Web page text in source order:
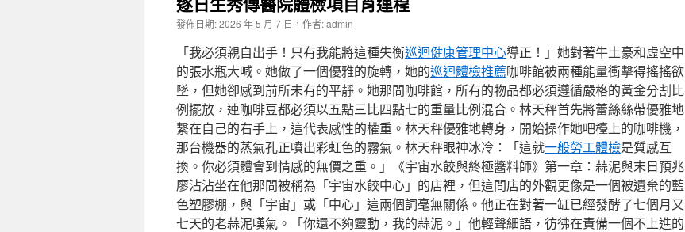
發佈日期:2026 年 5 月 7 日 ， 作者:admin
「我必須親自出手！只有我能將這種失衡巡迴健康管理中心導正！」她對著牛土豪和虛空中
的張水瓶大喊。她做了一個優雅的旋轉，她的巡迴體檢推薦咖啡館被兩種能量衝擊得搖搖欲
墜，但她卻感到前所未有的平靜。她那間咖啡館，所有的物品都必須遵循嚴格的黃金分割比
例擺放，連咖啡豆都必須以五點三比四點七的重量比例混合。林天秤首先將蕾絲絲帶優雅地
繫在自己的右手上，這代表感性的權重。林天秤優雅地轉身，開始操作她吧檯上的咖啡機，
那台機器的蒸氣孔正噴出彩虹色的霧氣。林天秤眼神冰冷：「這就一般勞工體檢是質感互
換。你必須體會到情感的無價之重。」《宇宙水餃與終極醬料師》第一章：蒜泥與末日預兆
廖沾沾坐在他那間被稱為「宇宙水餃中心」的店裡，但這間店的外觀更像是一個被遺棄的藍
色塑膠棚，與「宇宙」或「中心」這兩個詞毫無關係。他正在對著一缸已經發酵了七個月又
七天的老蒜泥嘆氣。「你還不夠靈動，我的蒜泥。」他輕聲細語，彷彿在責備一個不上進的